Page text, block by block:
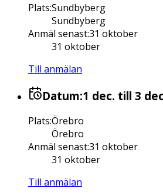
Plats:Sundbyberg
Sundbyberg
Anmäl senast:31 oktober
31 oktober
Till anmälan
Datum:1 dec. till 3
Plats:Örebro
Örebro
Anmäl senast:31 oktober
31 oktober
Till anmälan